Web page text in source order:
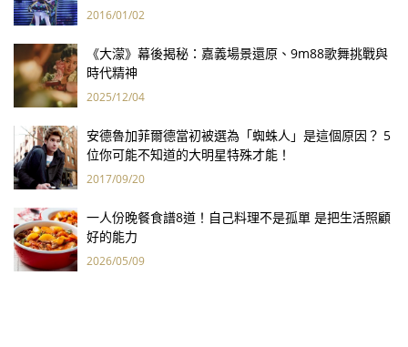
華服
2016/01/02
《大濛》幕後揭秘：嘉義場景還原、9m88歌舞挑戰與
時代精神
2025/12/04
安德魯加菲爾德當初被選為「蜘蛛人」是這個原因？ 5
位你可能不知道的大明星特殊才能！
2017/09/20
一人份晚餐食譜8道！自己料理不是孤單 是把生活照顧
好的能力
2026/05/09